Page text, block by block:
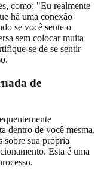
como: "Eu realmente
há uma conexão
se você sente o
sem colocar muita
se de se sentir
de
dentro de você mesma.
sobre sua própria
Esta é uma